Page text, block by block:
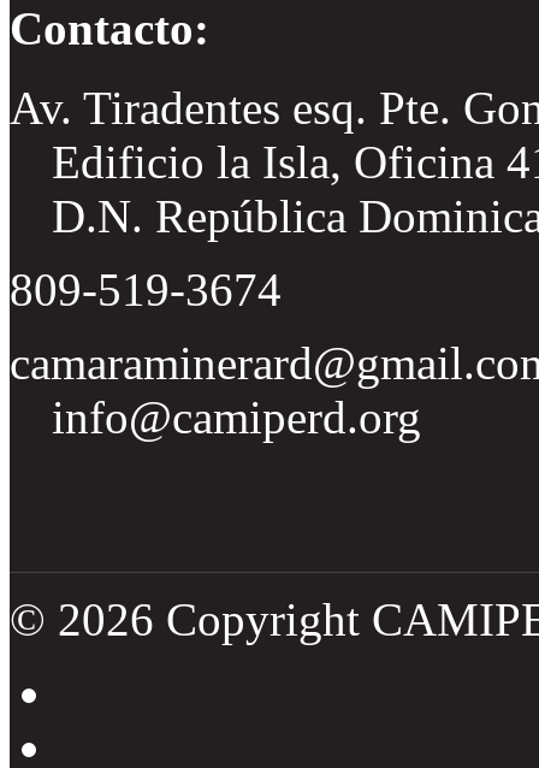
Contacto:
Av. Tiradentes esq. Pte.
Edificio la Isla, Oficina
D.N. República
809-519-3674
info@camiperd.org
© 2026 Copyright